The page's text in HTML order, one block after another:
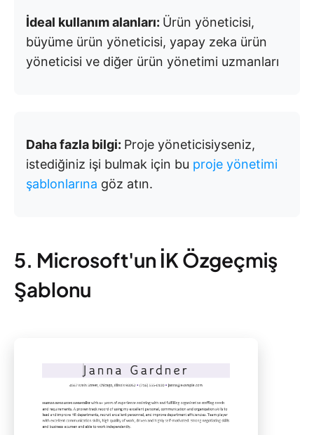
İdeal kullanım alanları: Ürün yöneticisi,
büyüme ürün yöneticisi, yapay zeka ürün
yöneticisi ve diğer ürün yönetimi uzmanları
Daha fazla bilgi: Proje yöneticisiyseniz,
istediğiniz işi bulmak için bu proje yönetimi
şablonlarına göz atın.
5. Microsoft'un İK Özgeçmiş
Şablonu